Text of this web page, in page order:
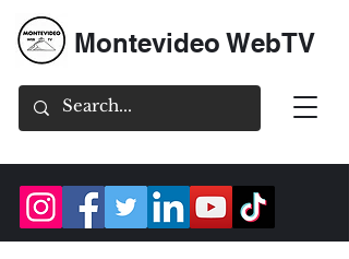
Montevideo WebTV